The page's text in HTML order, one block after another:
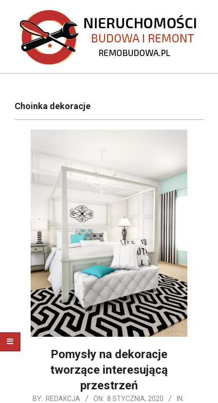
content
REMOBUDOWA.PL
NavigationChoinka dekoracje
Pomysły na dekoracje
tworzące interesującą
przestrzeń
2020-
BY: REDAKCJA ON: 8 STYCZNIA, 2020
IN: